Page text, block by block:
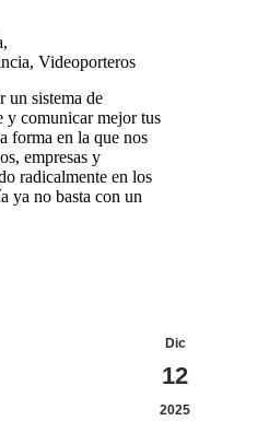
,
, Videoporteros
un sistema de
y comunicar mejor tus
forma en la que nos
empresas y
radicalmente en los
ya no basta con un
Dic
12
2025